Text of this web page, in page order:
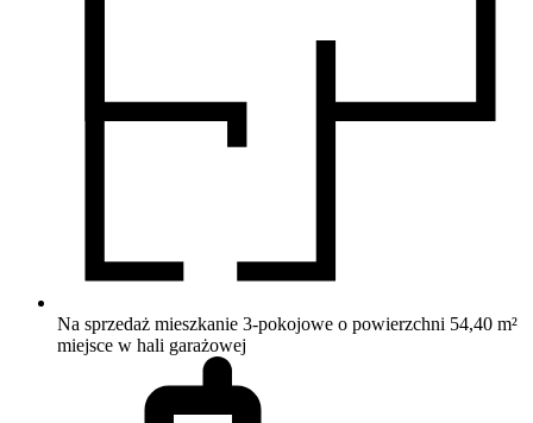
Na sprzedaż mieszkanie 3-pokojowe o powierzchni 54,40 m²
miejsce w hali garażowej